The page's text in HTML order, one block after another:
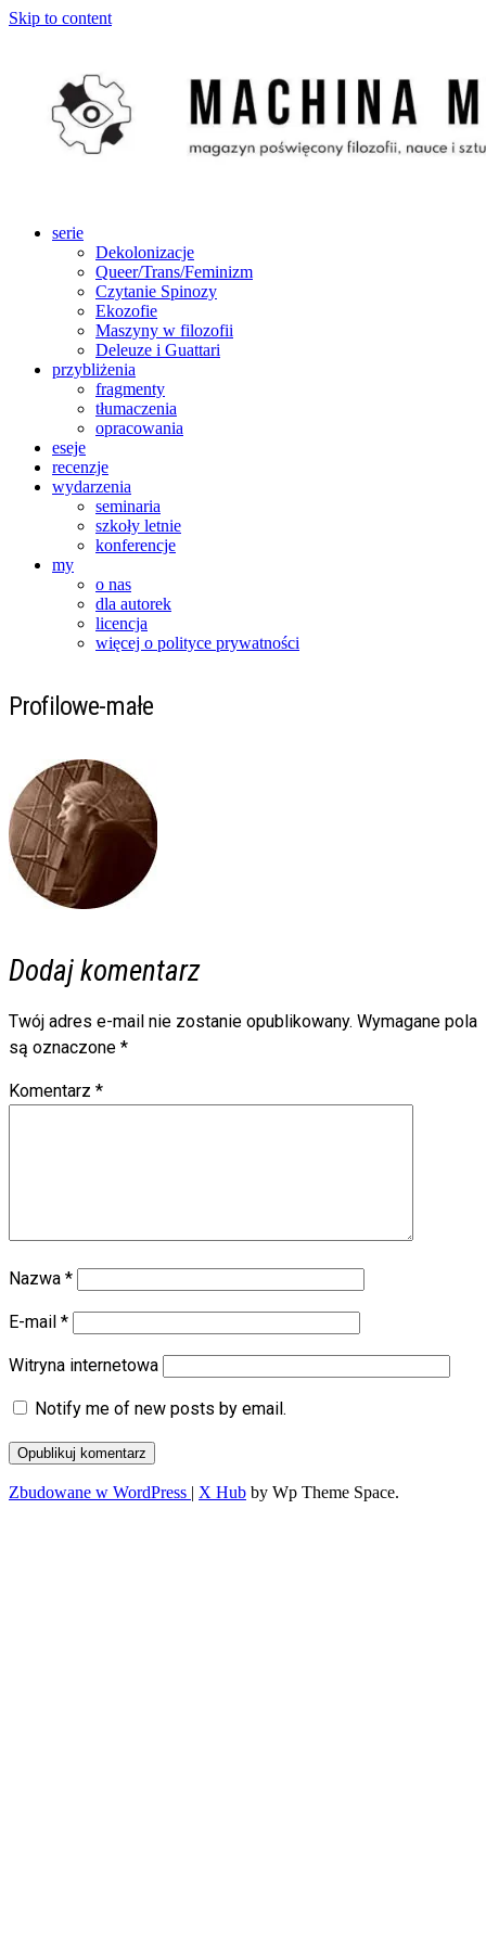
Skip to content
serie
Dekolonizacje
Queer/Trans/Feminizm
Czytanie Spinozy
Ekozofie
Maszyny w filozofii
Deleuze i Guattari
przybliżenia
fragmenty
tłumaczenia
opracowania
eseje
recenzje
wydarzenia
seminaria
szkoły letnie
konferencje
my
o nas
dla autorek
licencja
więcej o polityce prywatności
Profilowe-małe
Dodaj komentarz
Twój adres e-mail nie zostanie opublikowany. Wymagane pola
są oznaczone *
Komentarz *
Nazwa *
E-mail *
Witryna internetowa
Notify me of new posts by email.
Zbudowane w WordPress | X Hub by Wp Theme Space.